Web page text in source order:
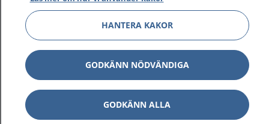
HANTERA KAKOR
GODKÄNN NÖDVÄNDIGA
GODKÄNN ALLA